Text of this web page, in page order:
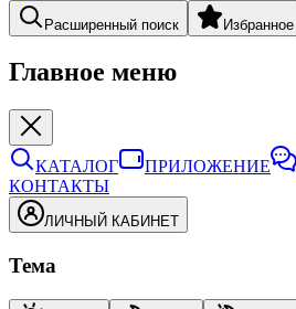
Расширенный поиск Избранное
Главное меню
КАТАЛОГ ПРИЛОЖЕНИЕ
КОНТАКТЫ
ЛИЧНЫЙ КАБИНЕТ
Тема